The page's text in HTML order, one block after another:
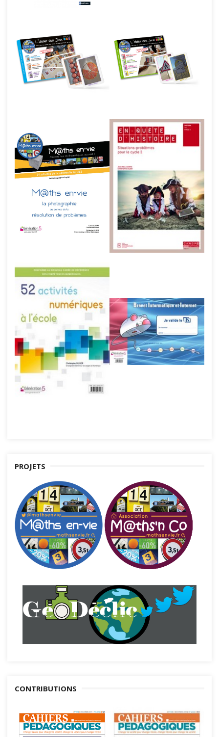
PROJETS
CONTRIBUTIONS